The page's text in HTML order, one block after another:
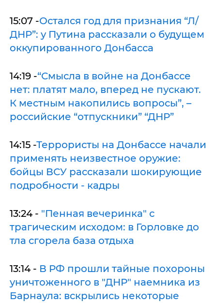
15:07 -Остался год для признания “Л/
ДНР”: у Путина рассказали о будущем
оккупированного Донбасса
14:19 -“Смысла в войне на Донбассе
нет: платят мало, вперед не пускают.
К местным накопились вопросы”, –
российские “отпускники” “ДНР”
14:15 -Террористы на Донбассе начали
применять неизвестное оружие:
бойцы ВСУ рассказали шокирующие
подробности - кадры
13:24 - "Пенная вечеринка" с
трагическим исходом: в Горловке до
тла сгорела база отдыха
13:14 - В РФ прошли тайные похороны
уничтоженного в "ДНР" наемника из
Барнаула: вскрылись некоторые